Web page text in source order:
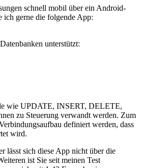
schnell mobil über ein Android-
ich gerne die folgende App:
unterstützt:
wie UPDATE, INSERT, DELETE,
zu Steuerung verwandt werden. Zum
definiert werden, dass
wird.
lässt sich diese App nicht über die
ist Sie seit meinen Test